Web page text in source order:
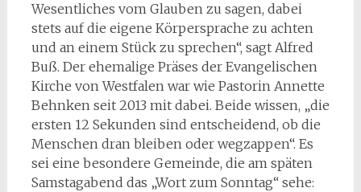
Wesentliches vom Glauben zu sagen, dabei
stets auf die eigene Körpersprache zu achten
und an einem Stück zu sprechen“, sagt Alfred
Buß. Der ehemalige Präses der Evangelischen
Kirche von Westfalen war wie Pastorin Annette
Behnken seit 2013 mit dabei. Beide wissen, „die
ersten 12 Sekunden sind entscheidend, ob die
Menschen dran bleiben oder wegzappen“. Es
sei eine besondere Gemeinde, die am späten
Samstagabend das „Wort zum Sonntag“ sehe: